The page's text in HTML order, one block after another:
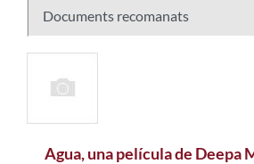
Documents recomanats
Agua, una película de Deepa